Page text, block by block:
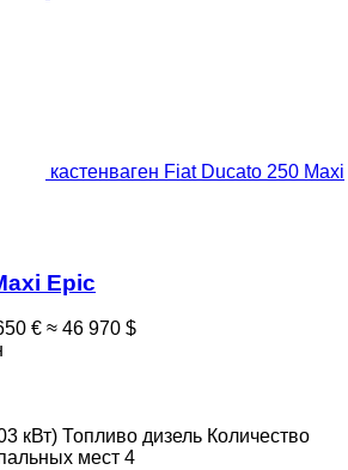
кастенваген Fiat Ducato 250 Maxi
Epic
€ ≈ 46 970 $
кВт) Топливо дизель Количество
мест 4